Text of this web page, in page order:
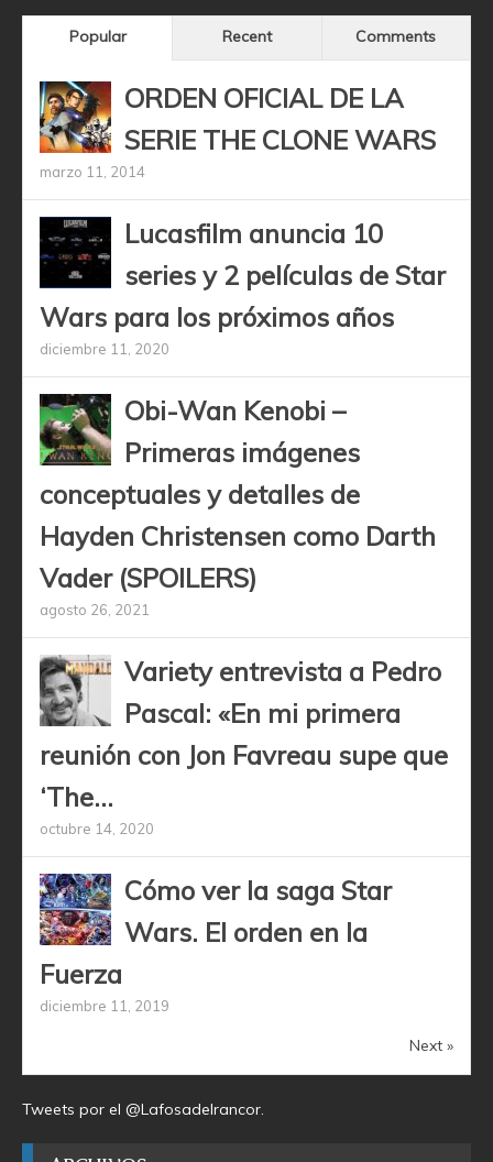
Popular Recent Comments
ORDEN OFICIAL DE LA
SERIE THE CLONE WARS
marzo 11, 2014
Lucasfilm anuncia 10
series y 2 películas de Star
Wars para los próximos años
diciembre 11, 2020
Obi-Wan Kenobi –
Primeras imágenes
conceptuales y detalles de
Hayden Christensen como Darth
Vader (SPOILERS)
agosto 26, 2021
Variety entrevista a Pedro
Pascal: «En mi primera
reunión con Jon Favreau supe que
‘The...
octubre 14, 2020
Cómo ver la saga Star
Wars. El orden en la
Fuerza
diciembre 11, 2019
Next »
Tweets por el @Lafosadelrancor.